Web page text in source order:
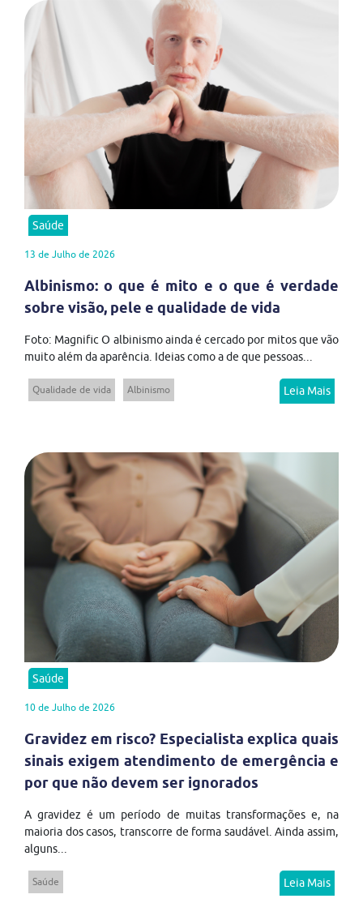
Saúde
13 de Julho de 2026
Albinismo: o que é mito e o que é verdade
sobre visão, pele e qualidade de vida
Foto: Magnific O albinismo ainda é cercado por mitos que vão
muito além da aparência. Ideias como a de que pessoas...
Qualidade de vida Albinismo Leia Mais
Saúde
10 de Julho de 2026
Gravidez em risco? Especialista explica quais
sinais exigem atendimento de emergência e
por que não devem ser ignorados
A gravidez é um período de muitas transformações e, na
maioria dos casos, transcorre de forma saudável. Ainda assim,
alguns...
Saúde Leia Mais